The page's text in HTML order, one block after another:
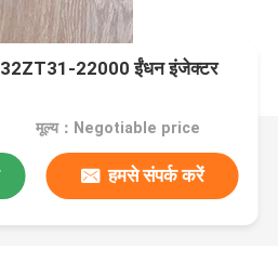
22000 ईंधन इंजेक्टर
मूल्य：Negotiable price
हमसे संपर्क करें